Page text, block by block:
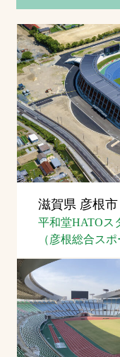
滋賀県 彦根市
平和堂HATOス
（彦根総合ス